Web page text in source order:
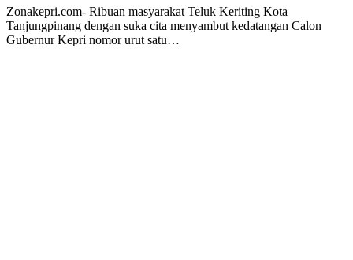
Zonakepri.com- Ribuan masyarakat Teluk Keriting Kota
Tanjungpinang dengan suka cita menyambut kedatangan Calon
Gubernur Kepri nomor urut satu…